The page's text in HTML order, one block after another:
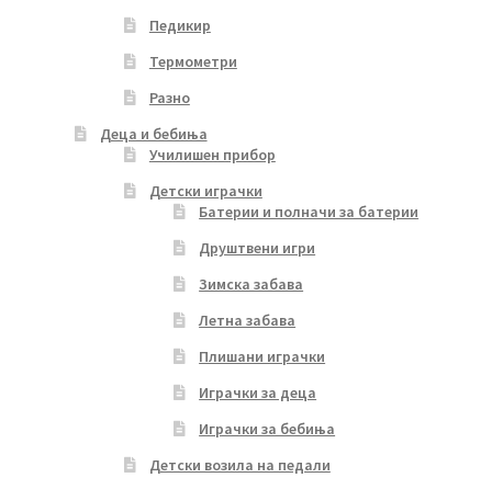
Педикир
Термометри
Разно
Деца и бебиња
Училишен прибор
Детски играчки
Батерии и полначи за батерии
Друштвени игри
Зимска забава
Летна забава
Плишани играчки
Играчки за деца
Играчки за бебиња
Детски возила на педали